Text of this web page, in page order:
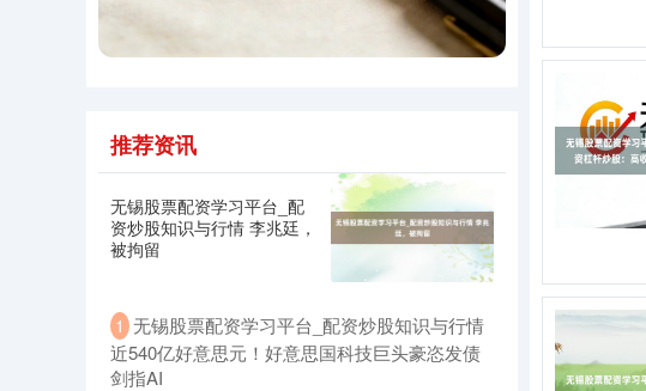
深证成指 14311.01 +200.89 +1.42%
推荐资讯
无锡股票配资学习平台_配
资炒股知识与行情 李兆廷，
被拘留
1 无锡股票配资学习平台_配资炒股知识与行情
近540亿好意思元！好意思国科技巨头豪恣发债
剑指AI